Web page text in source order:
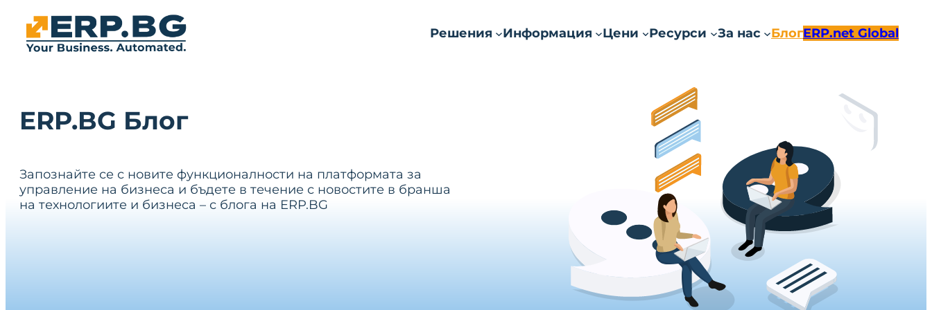
Решения Информация Цени Ресурси За нас БлогERP.net Global
ERP.BG Блог
Запознайте се с новите функционалности на платформата за
управление на бизнеса и бъдете в течение с новостите в бранша
на технологиите и бизнеса – с блога на ERP.BG